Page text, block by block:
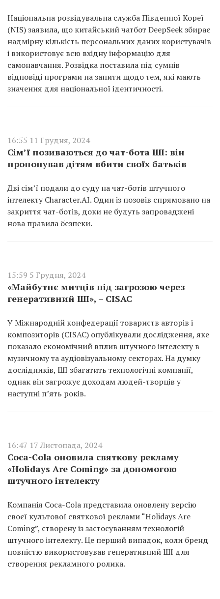
Національна розвідувальна служба Південної Кореї
(NIS) заявила, що китайський чатбот DeepSeek збирає
надмірну кількість персональних даних користувачів
і використовує всю вхідну інформацію для
самонавчання. Розвідка поставила під сумнів
відповіді програми на запити щодо тем, які мають
значення для національної ідентичності.
16:55 11 Грудня, 2024
Сім’ї позиваються до чат-бота ШІ: він
пропонував дітям вбити своїх батьків
Дві сім’ї подали до суду на чат-ботів штучного
інтелекту Character.AI. Один із позовів спрямовано на
закриття чат-ботів, доки не будуть запроваджені
нова правила безпеки.
15:59 5 Грудня, 2024
«Майбутнє митців під загрозою через
генеративний ШІ», – CISAC
У Міжнародній конфедерації товариств авторів і
композиторів (CISAC) опублікували дослідження, яке
показало економічний вплив штучного інтелекту в
музичному та аудіовізуальному секторах. На думку
дослідників, ШІ збагатить технологічні компанії,
однак він загрожує доходам людей-творців у
наступні п’ять років.
16:47 17 Листопада, 2024
Coca-Cola оновила святкову рекламу
«Holidays Are Coming» за допомогою
штучного інтелекту
Компанія Coca-Cola представила оновлену версію
своєї культової святкової реклами “Holidays Are
Coming”, створену із застосуванням технологій
штучного інтелекту. Це перший випадок, коли бренд
повністю використовував генеративний ШІ для
створення рекламного ролика.